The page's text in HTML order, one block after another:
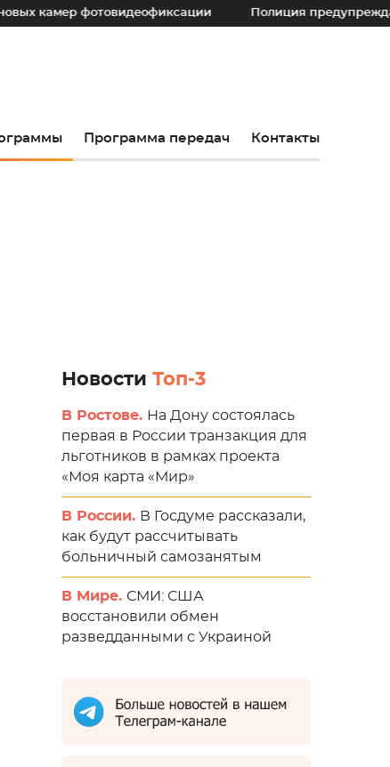
фотовидеофиксации Полиция предупреждает: не
Программа передач Контакты
Новости Топ-3
В Ростове. На Дону состоялась
первая в России транзакция для
льготников в рамках проекта
«Моя карта «Мир»
В России. В Госдуме рассказали,
как будут рассчитывать
больничный самозанятым
В Мире. СМИ: США
восстановили обмен
разведданными с Украиной